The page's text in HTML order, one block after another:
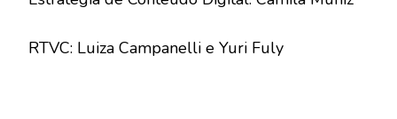
RTVC: Luiza Campanelli e Yuri Fuly